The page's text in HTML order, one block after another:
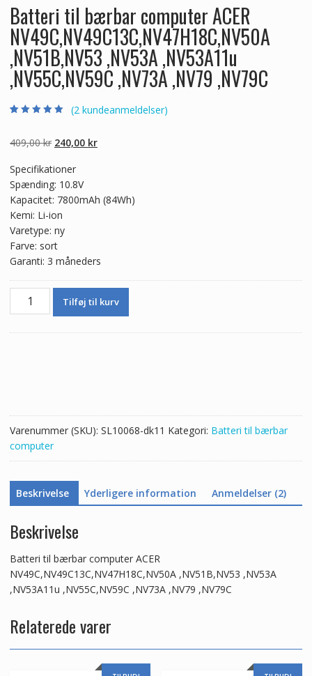
Batteri til bærbar computer ACER
NV49C,NV49C13C,NV47H18C,NV50A
,NV51B,NV53 ,NV53A ,NV53A11u
,NV55C,NV59C ,NV73A ,NV79 ,NV79C
baseret på
kundebedømmel
(2 kundeanmeldelser)
409,00kr Den
pris
var:
409,00 kr.
240,00 krDen
240,00 kr.
Specifikationer
Spænding: 10.8V
Kapacitet: 7800mAh (84Wh)
Kemi: Li-ion
Varetype: ny
Farve: sort
Garanti: 3 måneders
Batteri
,NV53A11u
,NV55C,NV59C
,NV73A
,NV79
,NV79C
antal
Tilføj til kurv
Varenummer (SKU): SL10068-dk11 Kategori: Batteri til bærbar
computer
Beskrivelse Yderligere information Anmeldelser (2)
Beskrivelse
Batteri til bærbar computer ACER
NV49C,NV49C13C,NV47H18C,NV50A ,NV51B,NV53 ,NV53A
,NV53A11u ,NV55C,NV59C ,NV73A ,NV79 ,NV79C
Relaterede varer